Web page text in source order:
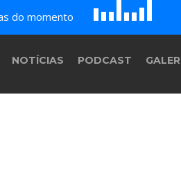
do momento B c DE F GH
NOTÍCIAS PODCAST